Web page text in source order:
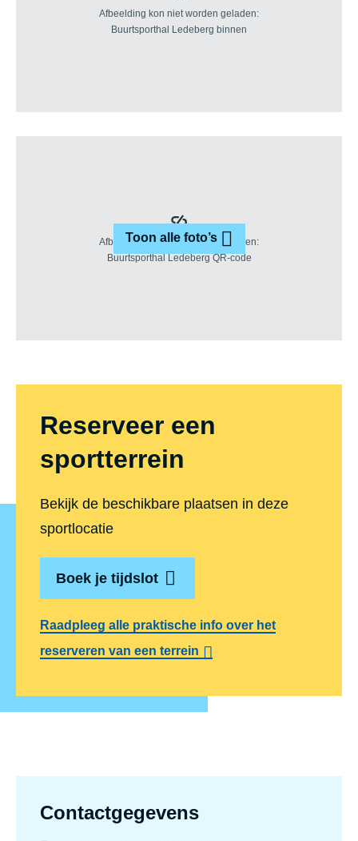
Toon alle foto’s
Reserveer een
sportterrein
Bekijk de beschikbare plaatsen in deze
sportlocatie
Boek je tijdslot
Raadpleeg alle praktische info over het
reserveren van een terrein
Contactgegevens